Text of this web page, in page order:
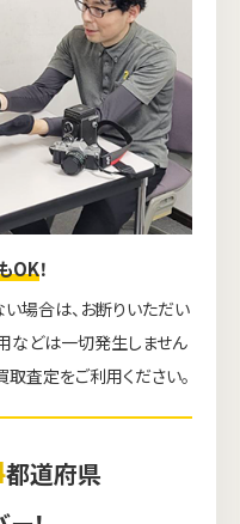
OK！
場合は、お断りいただい
などは一切発生しません
取査定をご利用ください。
都道府県